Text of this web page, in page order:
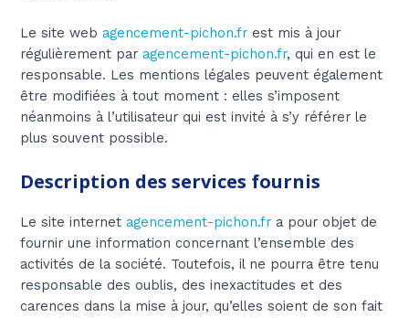
Le site web agencement-pichon.fr est mis à jour
régulièrement par agencement-pichon.fr, qui en est le
responsable. Les mentions légales peuvent également
être modifiées à tout moment : elles s’imposent
néanmoins à l’utilisateur qui est invité à s’y référer le
plus souvent possible.
Description des services fournis
Le site internet agencement-pichon.fr a pour objet de
fournir une information concernant l’ensemble des
activités de la société. Toutefois, il ne pourra être tenu
responsable des oublis, des inexactitudes et des
carences dans la mise à jour, qu’elles soient de son fait